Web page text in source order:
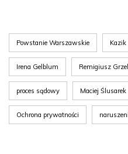
Powstanie Warszawskie Kazik
Irena Gelblum Remigiusz
proces sądowy Maciej Ślusarek
Ochrona prywatności